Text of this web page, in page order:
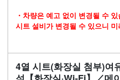
・차량은 예고 없이 변경될 수
시트 설비가 변경될 수 있으니
4열 시트(화장실 첨부)여